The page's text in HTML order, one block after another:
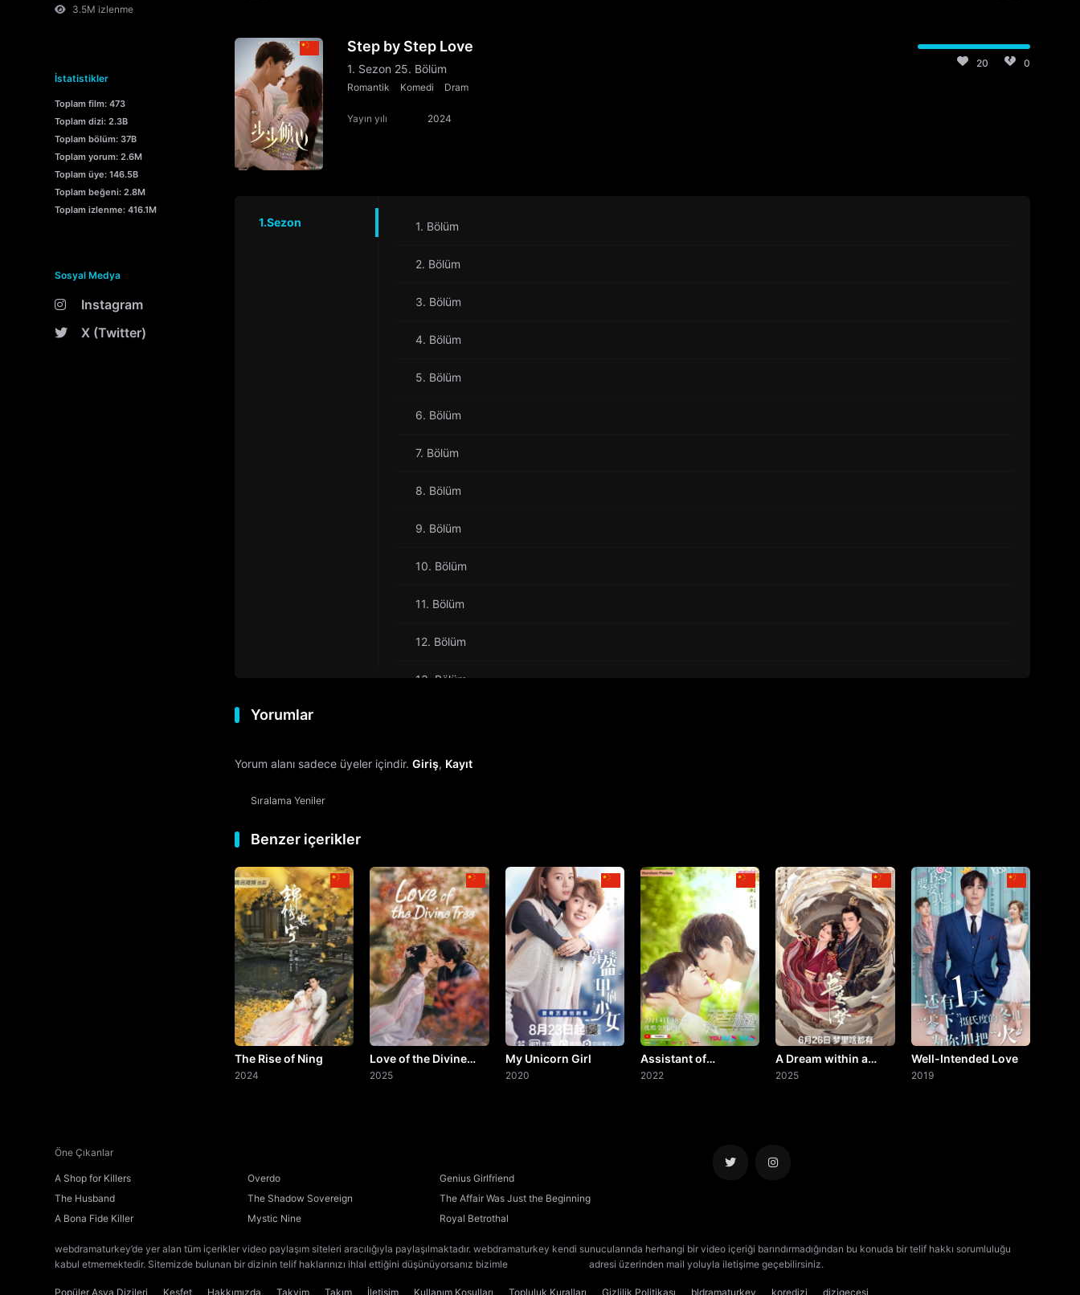
3.5M izlenme
İstatistikler
Toplam film: 473
Toplam dizi: 2.3B
Toplam bölüm: 37B
Toplam yorum: 2.6M
Toplam üye: 146.5B
Toplam beğeni: 2.8M
Toplam izlenme: 416.1M
Sosyal Medya
Instagram
X (Twitter)
Step by Step Love
1. Sezon 25. Bölüm
Romantik Komedi Dram
Yayın yılı 2024
20 0
1.Sezon 1. Bölüm
2. Bölüm
3. Bölüm
4. Bölüm
5. Bölüm
6. Bölüm
7. Bölüm
8. Bölüm
9. Bölüm
10. Bölüm
11. Bölüm
12. Bölüm
13. Bölüm
18. Bölüm
19. Bölüm
20. Bölüm
21. Bölüm
22. Bölüm
23. Bölüm
28. Bölüm Final
Yorumlar
Yorum alanı sadece üyeler içindir. Giriş, Kayıt
Sıralama Yeniler
Benzer içerikler
The Rise of Ning
2024
Love of the Divine
Tree
2025
My Unicorn Girl
2020
Assistant of
Superstar
2022
A Dream within a
Dream
2025
Well-Intended Love
2019
Öne Çıkanlar
A Shop for Killers Overdo
Genius Girlfriend
The Husband
The Shadow Sovereign
The Affair Was Just the Beginning
A Bona Fide Killer
Mystic Nine Royal Betrothal
webdramaturkey’de yer alan tüm içerikler video paylaşım siteleri aracılığıyla paylaşılmaktadır. webdramaturkey kendi sunucularında herhangi bir video içeriği barındırmadığından bu konuda bir telif hakkı sorumluluğu
kabul etmemektedir. Sitemizde bulunan bir dizinin telif haklarınızı ihlal ettiğini düşünüyorsanız bizimle
adresi üzerinden mail yoluyla iletişime geçebilirsiniz.
Popüler Asya Dizileri Keşfet Hakkımızda Takvim Takım İletişim Kullanım Koşulları Topluluk Kuralları Gizlilik Politikası bldramaturkey koredizi dizigecesi